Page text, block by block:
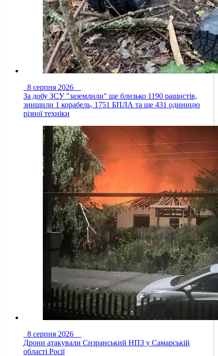
8 серпня 2026
За добу ЗСУ "заземлили" ще близько 1190 рашистів,
знищили 1 корабель, 1751 БПЛА та ще 431 одиницю
різної техніки
8 серпня 2026
Дрони атакували Сизранський НПЗ у Самарській
області Росії